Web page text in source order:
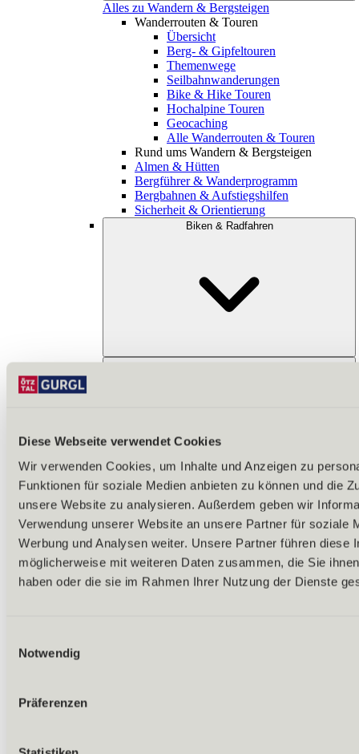
Diese Webseite verwendet Cookies
Wir verwenden Cookies, um Inhalte und Anzeigen zu
Funktionen für soziale Medien anbieten zu können und die
unsere Website zu analysieren. Außerdem geben wir
Verwendung unserer Website an unsere Partner für soziale
Werbung und Analysen weiter. Unsere Partner führen diese
möglicherweise mit weiteren Daten zusammen, die Sie
haben oder die sie im Rahmen Ihrer Nutzung der Dienste
Notwendig
Präferenzen
Alles zu Wandern & Bergsteigen
Wanderrouten & Touren
Übersicht
Berg- & Gipfeltouren
Themenwege
Seilbahnwanderungen
Bike & Hike Touren
Hochalpine Touren
Geocaching
Alle Wanderrouten & Touren
Rund ums Wandern & Bergsteigen
Almen & Hütten
Bergführer & Wanderprogramm
Bergbahnen & Aufstiegshilfen
Sicherheit & Orientierung
Biken & Radfahren